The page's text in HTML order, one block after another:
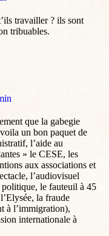
travailler ? ils sont
tribuables.
que la gabegie
un bon paquet de
l’aide au
» le CESE, les
aux associations et
l’audiovisuel
politique, le fauteuil à 45
la fraude
à l’immigration),
internationale à